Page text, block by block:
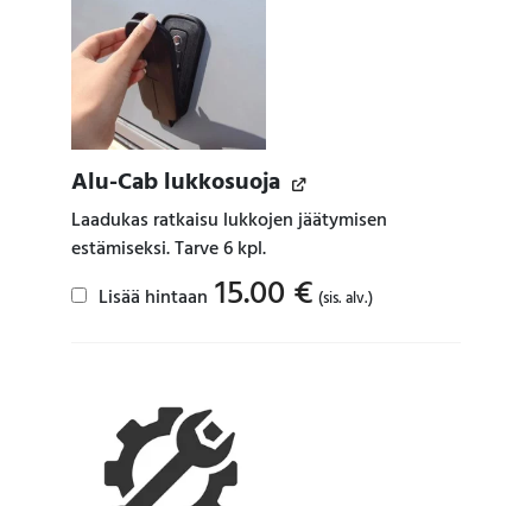
Alu-Cab lukkosuoja
Laadukas ratkaisu lukkojen jäätymisen
estämiseksi. Tarve 6 kpl.
Lisää hintaan 15.00 € (sis. alv.)